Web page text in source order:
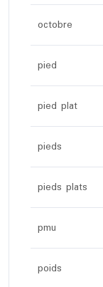
octobre
pied
pied plat
pieds
pieds plats
pmu
poids